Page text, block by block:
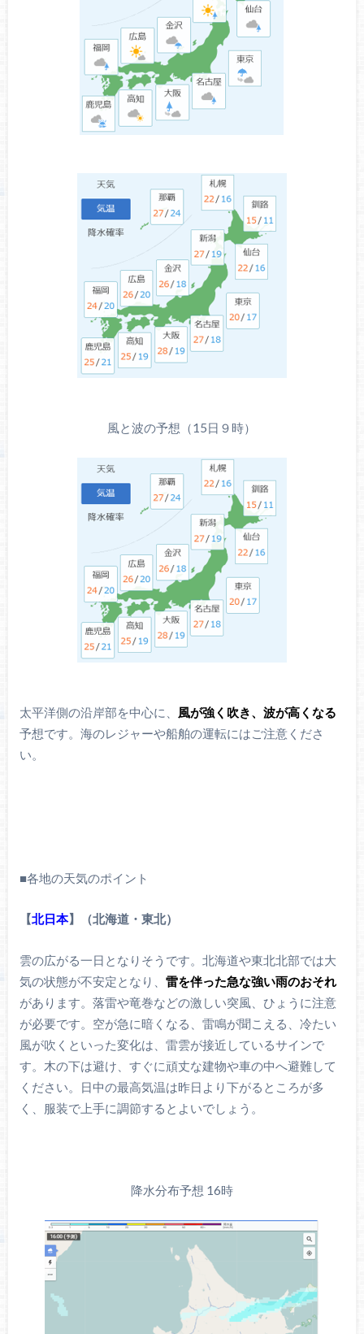
風と波の予想（15日９時）
太平洋側の沿岸部を中心に、 風が強く吹き、波が高くなる
予想です。海のレジャーや船舶の運転にはご注意くださ
い。
■各地の天気のポイント
【北日本】（北海道・東北）
雲の広がる一日となりそうです。北海道や東北北部では大
気の状態が不安定となり、 雷を伴った急な強い雨のおそれ
があります。落雷や竜巻などの激しい突風、ひょうに注意
が必要です。空が急に暗くなる、雷鳴が聞こえる、冷たい
風が吹くといった変化は、雷雲が接近しているサインで
す。木の下は避け、すぐに頑丈な建物や車の中へ避難して
ください。日中の最高気温は昨日より下がるところが多
く、服装で上手に調節するとよいでしょう。
降水分布予想 16時